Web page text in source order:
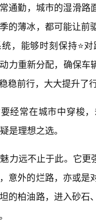
通勤，城市的湿滑
的薄冰，都可能让
，能够时刻保持⭐
力重新分配，确保
稳前行，大大提升了
经常在城市中穿梭
是理想之选。
力远不止于此。它
意外的烂路，亦或
的柏油路，进入砂